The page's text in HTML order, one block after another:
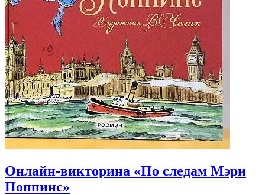
Онлайн-викторина «По следам Мэри
Поппинс»